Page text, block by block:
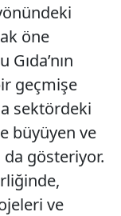
öne
geçmişe
sektördeki
büyüyen ve
gösteriyor.
ve